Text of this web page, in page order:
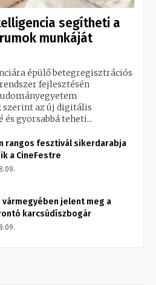
segítheti a
munkáját
épülő betegregisztrációs
fejlesztésén
szerint az új digitális
és gyorsabbá teheti...
rangos fesztivál sikerdarabja
a CineFestre
vármegyében jelent meg a
karcsúdíszbogár